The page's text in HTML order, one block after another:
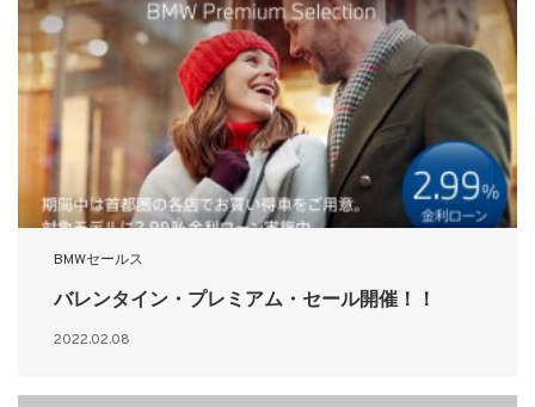
BMWセールス
バレンタイン・プレミアム・セール開催！！
2022.02.08